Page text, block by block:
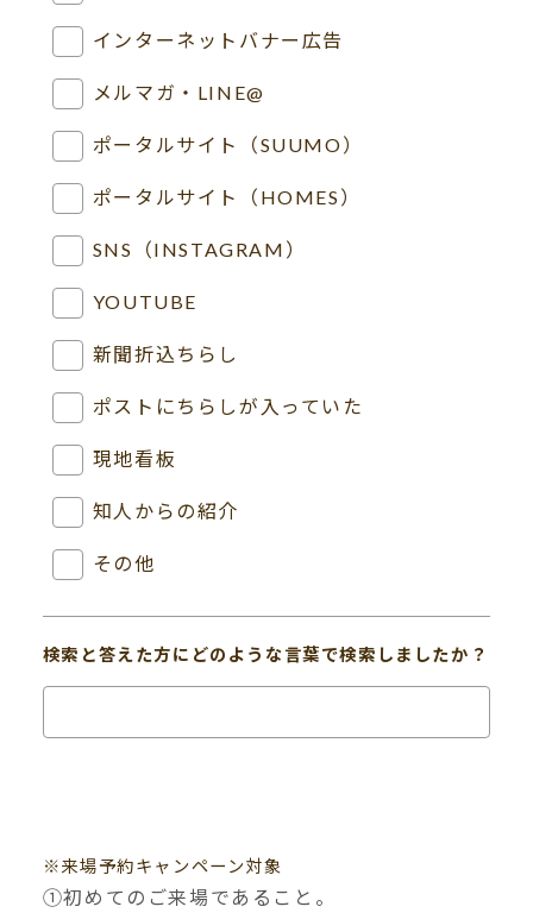
インターネットバナー広告
メルマガ・LINE@
ポータルサイト（SUUMO）
ポータルサイト（HOMES）
SNS（INSTAGRAM）
YOUTUBE
新聞折込ちらし
ポストにちらしが入っていた
現地看板
知人からの紹介
その他
検索と答えた方にどのような言葉で検索しましたか？
※来場予約キャンペーン対象
①初めてのご来場であること。